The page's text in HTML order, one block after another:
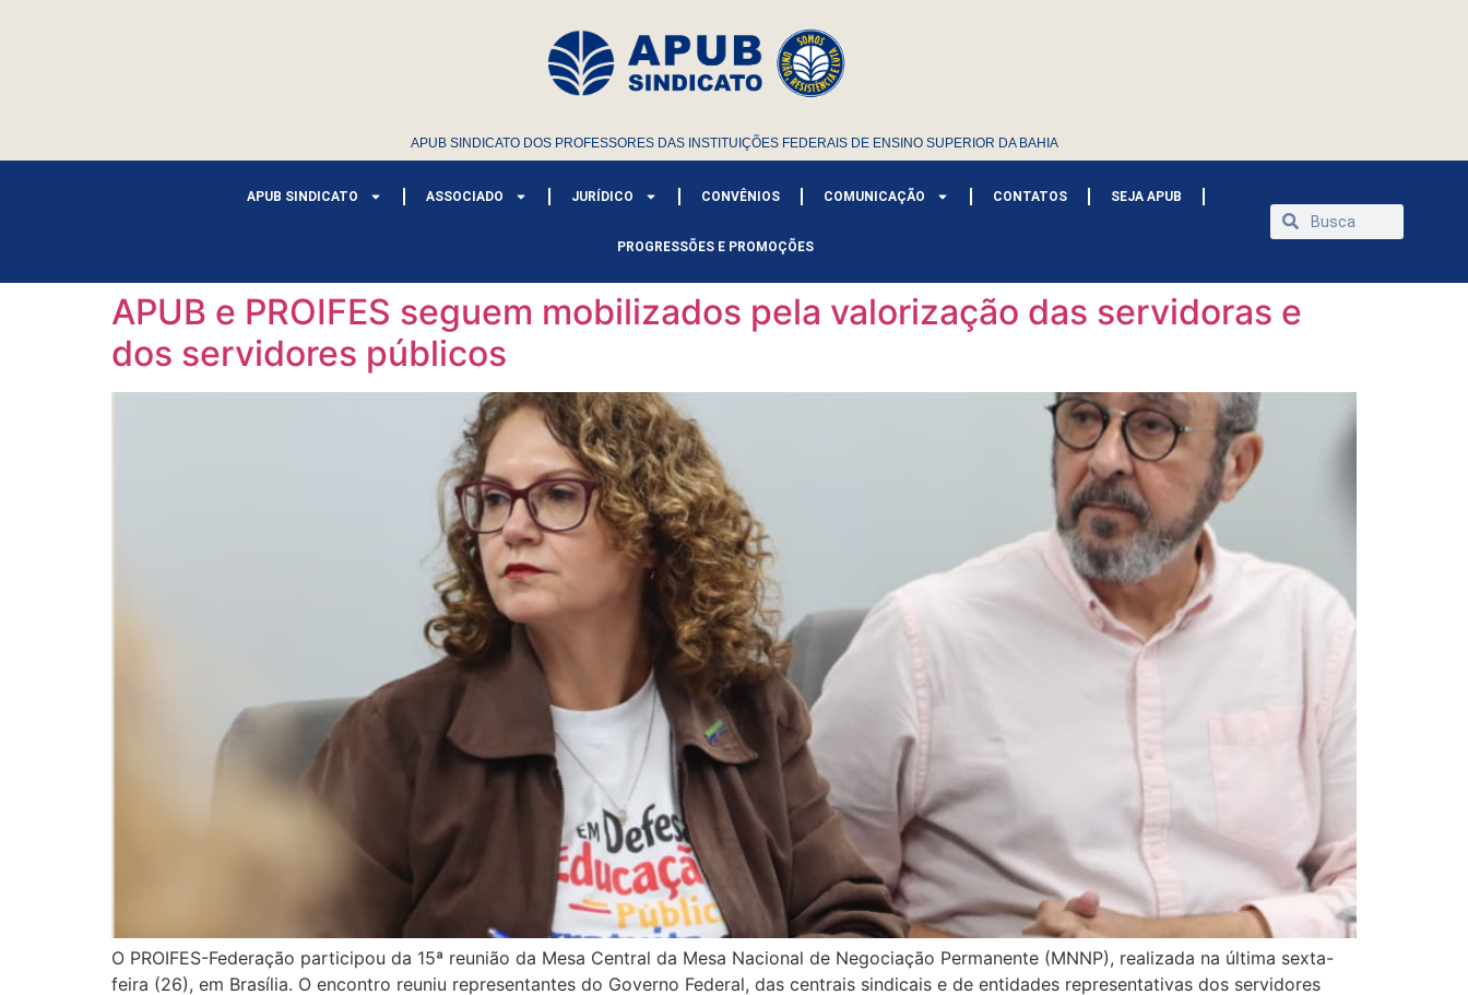
APUB SINDICATO DOS PROFESSORES DAS INSTITUIÇÕES FEDERAIS DE ENSINO SUPERIOR DA BAHIA
APUB SINDICATO ASSOCIADO JURÍDICO CONVÊNIOS COMUNICAÇÃO CONTATOS SEJA APUB
PROGRESSÕES E PROMOÇÕES
APUB e PROIFES seguem mobilizados pela valorização das servidoras e
dos servidores públicos
O PROIFES-Federação participou da 15ª reunião da Mesa Central da Mesa Nacional de Negociação Permanente (MNNP), realizada na última sexta-
feira (26), em Brasília. O encontro reuniu representantes do Governo Federal, das centrais sindicais e de entidades representativas dos servidores